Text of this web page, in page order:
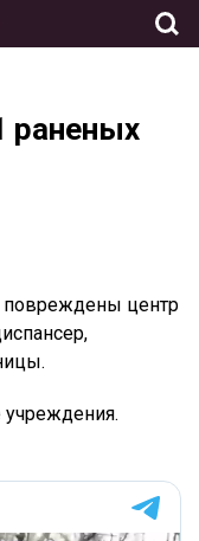
раненых
повреждены центр